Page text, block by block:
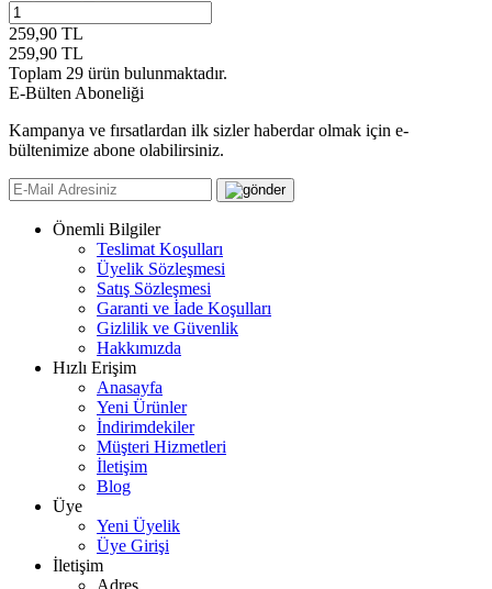
259,90 TL
259,90 TL
Toplam 29 ürün bulunmaktadır.
E-Bülten Aboneliği
Kampanya ve fırsatlardan ilk sizler haberdar olmak için e-
bültenimize abone olabilirsiniz.
Önemli Bilgiler
Teslimat Koşulları
Üyelik Sözleşmesi
Satış Sözleşmesi
Garanti ve İade Koşulları
Gizlilik ve Güvenlik
Hakkımızda
Hızlı Erişim
Anasayfa
Yeni Ürünler
İndirimdekiler
Müşteri Hizmetleri
İletişim
Blog
Üye
Yeni Üyelik
Üye Girişi
İletişim
Adres